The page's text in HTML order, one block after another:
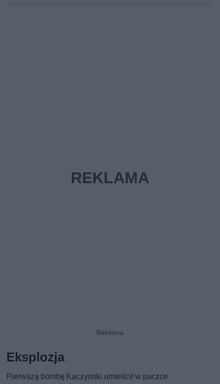
Eksplozja
Pierwszą bombę Kaczynski umieścił w paczce